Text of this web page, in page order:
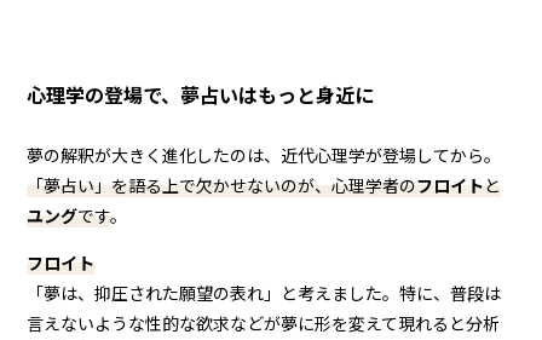
心理学の登場で、夢占いはもっと身近に
夢の解釈が大きく進化したのは、近代心理学が登場してから。
「夢占い」を語る上で欠かせないのが、心理学者のフロイトと
ユングです。
フロイト
「夢は、抑圧された願望の表れ」と考えました。特に、普段は
言えないような性的な欲求などが夢に形を変えて現れると分析